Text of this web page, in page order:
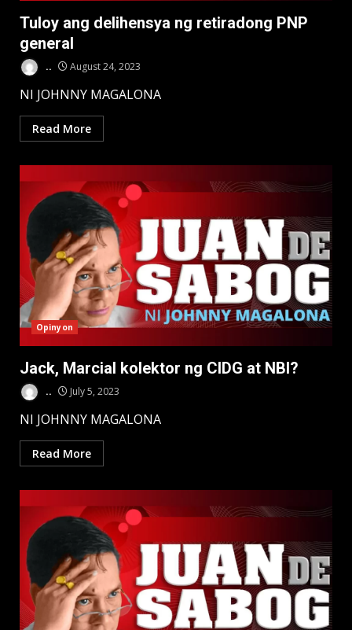
Tuloy ang delihensya ng retiradong PNP
general
.. August 24, 2023
NI JOHNNY MAGALONA
Read More
Opinyon
Jack, Marcial kolektor ng CIDG at NBI?
.. July 5, 2023
NI JOHNNY MAGALONA
Read More